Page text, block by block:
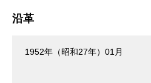
沿革
1952年（昭和27年）01月